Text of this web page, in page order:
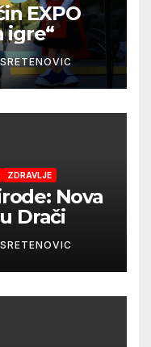
EXPO
igre“
ZDRAVLJE
Nova
Drači